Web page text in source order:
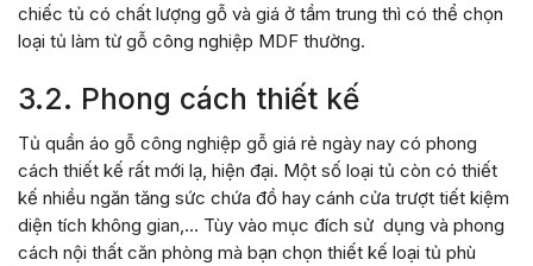
chiếc tủ có chất lượng gỗ và giá ở tầm trung thì có thể chọn
loại tủ làm từ gỗ công nghiệp MDF thường.
3.2. Phong cách thiết kế
Tủ quần áo gỗ công nghiệp gỗ giá rẻ ngày nay có phong
cách thiết kế rất mới lạ, hiện đại. Một số loại tủ còn có thiết
kế nhiều ngăn tăng sức chứa đồ hay cánh cửa trượt tiết kiệm
diện tích không gian,… Tùy vào mục đích sử dụng và phong
cách nội thất căn phòng mà bạn chọn thiết kế loại tủ phù